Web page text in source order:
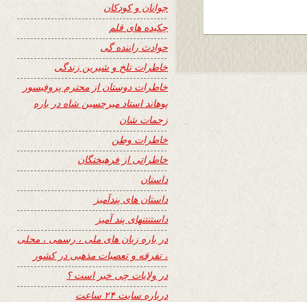
جوانان و کودکان
چکیده های قلم
حوادث راننده گی
خاطرات تلخ و شیرین زندگی
خاطرات دوستان از محترم پروفیسور
پوهاند استاد میرحسین شاه در باره
زحمات شان
خاطرات وطن
خاطراتی از فرهیختگان
داستان
داستان های پندآمیز
داستنتنهای پند آمیز
در باره زبان های ملی ، رسمی ، محلی
، تفرقه و تعصبات مذهبی در کشور
در ولایات چی خبر است ؟
درباره سایت ۲۴ ساعت